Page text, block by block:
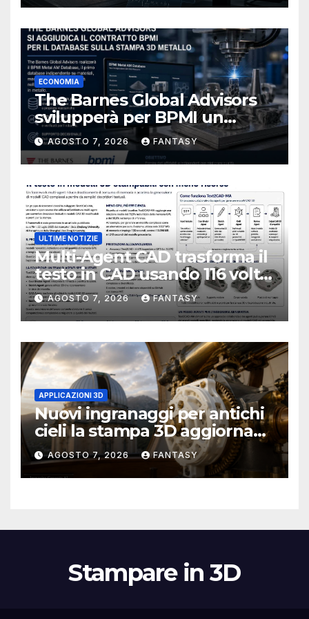
ECONOMIA
The Barnes Global Advisors
svilupperà per BPMI un
database per la stampa 3D
metallica destinata alla filiera
navale statunitense
AGOSTO 7, 2026 FANTASY
ULTIME NOTIZIE
Multi-Agent CAD trasforma il
testo in CAD usando 116 volte
meno token
AGOSTO 7, 2026 FANTASY
APPLICAZIONI 3D
Nuovi ingranaggi per antichi
cieli la stampa 3D aggiorna
un osservatorio del 1930 della
University of Arkansas at
Little Rock
AGOSTO 7, 2026 FANTASY
Stampare in 3D